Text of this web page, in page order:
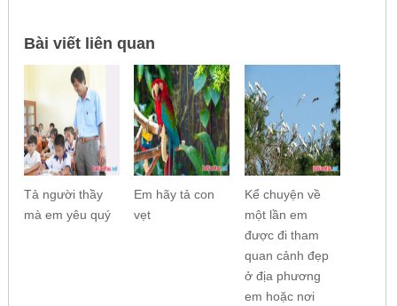
Bài viết liên quan
Tả người thầy
mà em yêu quý
Em hãy tả con
vẹt
Kể chuyện về
một lần em
được đi tham
quan cảnh đẹp
ở địa phương
em hoặc nơi